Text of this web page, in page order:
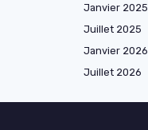
Janvier 2025
Juillet 2025
Janvier 2026
Juillet 2026